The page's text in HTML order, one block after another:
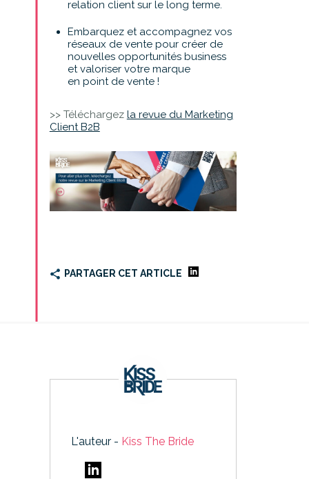
relation client sur le long terme.
Embarquez et accompagnez vos
réseaux de vente pour créer de
nouvelles opportunités business
et valoriser votre marque
en point de vente !
>> Téléchargez la revue du Marketing
Client B2B
PARTAGER CET ARTICLE
L'auteur - Kiss The Bride